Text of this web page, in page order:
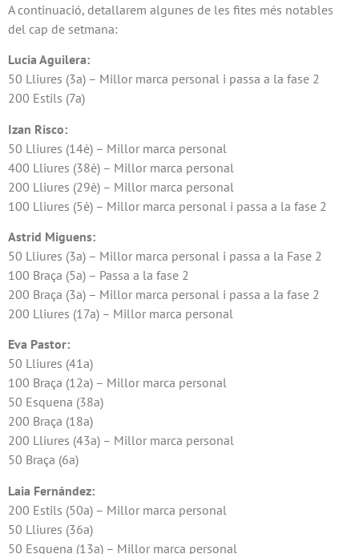
A continuació, detallarem algunes de les fites més notables
del cap de setmana:
Lucia Aguilera:
50 Lliures (3a) – Millor marca personal i passa a la fase 2
200 Estils (7a)
Izan Risco:
50 Lliures (14è) – Millor marca personal
400 Lliures (38è) – Millor marca personal
200 Lliures (29è) – Millor marca personal
100 Lliures (5è) – Millor marca personal i passa a la fase 2
Astrid Miguens:
50 Lliures (3a) – Millor marca personal i passa a la Fase 2
100 Braça (5a) – Passa a la fase 2
200 Braça (3a) – Millor marca personal i passa a la fase 2
200 Lliures (17a) – Millor marca personal
Eva Pastor:
50 Lliures (41a)
100 Braça (12a) – Millor marca personal
50 Esquena (38a)
200 Braça (18a)
200 Lliures (43a) – Millor marca personal
50 Braça (6a)
Laia Fernández:
200 Estils (50a) – Millor marca personal
50 Lliures (36a)
50 Esquena (13a) – Millor marca personal